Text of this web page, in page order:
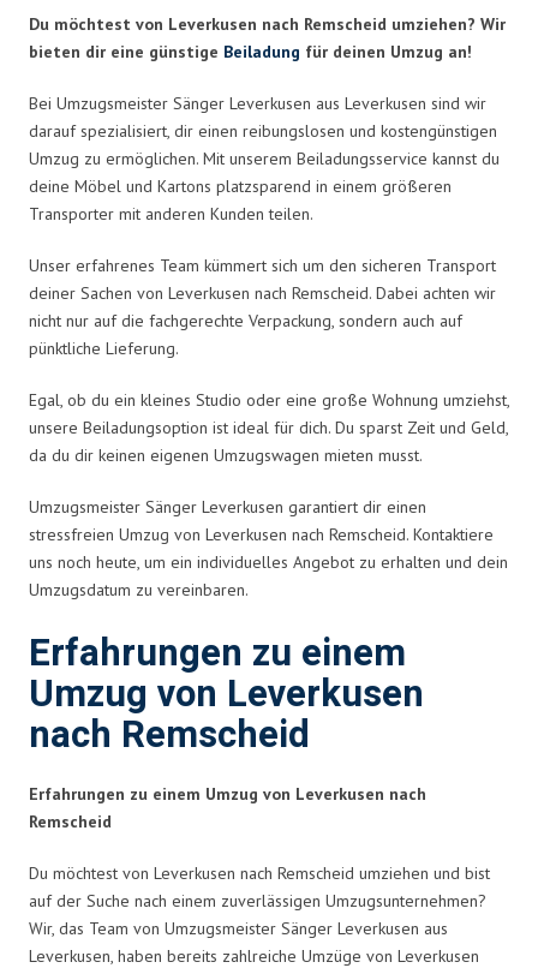
Du möchtest von Leverkusen nach Remscheid umziehen? Wir
bieten dir eine günstige Beiladung für deinen Umzug an!
Bei Umzugsmeister Sänger Leverkusen aus Leverkusen sind wir
darauf spezialisiert, dir einen reibungslosen und kostengünstigen
Umzug zu ermöglichen. Mit unserem Beiladungsservice kannst du
deine Möbel und Kartons platzsparend in einem größeren
Transporter mit anderen Kunden teilen.
Unser erfahrenes Team kümmert sich um den sicheren Transport
deiner Sachen von Leverkusen nach Remscheid. Dabei achten wir
nicht nur auf die fachgerechte Verpackung, sondern auch auf
pünktliche Lieferung.
Egal, ob du ein kleines Studio oder eine große Wohnung umziehst,
unsere Beiladungsoption ist ideal für dich. Du sparst Zeit und Geld,
da du dir keinen eigenen Umzugswagen mieten musst.
Umzugsmeister Sänger Leverkusen garantiert dir einen
stressfreien Umzug von Leverkusen nach Remscheid. Kontaktiere
uns noch heute, um ein individuelles Angebot zu erhalten und dein
Umzugsdatum zu vereinbaren.
Erfahrungen zu einem
Umzug von Leverkusen
nach Remscheid
Erfahrungen zu einem Umzug von Leverkusen nach
Remscheid
Du möchtest von Leverkusen nach Remscheid umziehen und bist
auf der Suche nach einem zuverlässigen Umzugsunternehmen?
Wir, das Team von Umzugsmeister Sänger Leverkusen aus
Leverkusen, haben bereits zahlreiche Umzüge von Leverkusen